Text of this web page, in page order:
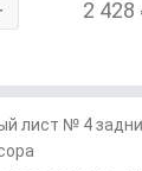
2 428
лист № 4